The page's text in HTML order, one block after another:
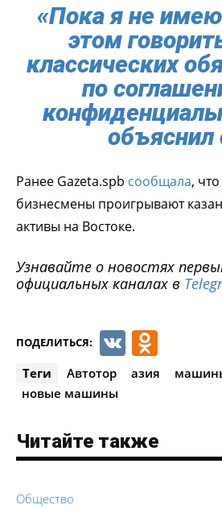
«Пока я не
этом
классических
по
объяснил
Ранее Gazeta.spb сообщала,
бизнесмены проигрывают
активы на Востоке.
Узнавайте о новостях
официальных каналах в
ПОДЕЛИТЬСЯ: VK
Теги Автотор азия
новые машины
Читайте также
Общество